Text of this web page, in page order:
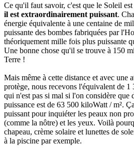
Ce qu'il faut savoir, c'est que le Soleil
il est extraordinairement puissant.
énergie équivalente à une centaine de
puissante des bombes fabriquées par
théoriquement mille fois plus puissante
Une bonne chose qu'il se trouve à 150
Terre !
Mais même à cette distance et avec une
protège, nous recevons l'équivalent de 1
qui n'est pas si mal si l'on considère que
puissance est de 63 500 kiloWatt / m².
puissant pour inquiéter les peaux non
(comme la nôtre) et les yeux. Voilà
chapeau, crème solaire et lunettes de
à la piscine par exemple.